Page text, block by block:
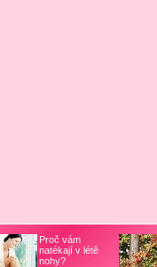
Proč vám
natékají v létě
nohy?